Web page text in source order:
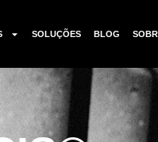
SOLUÇÕES BLOG